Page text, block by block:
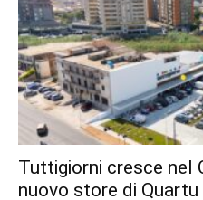
Tuttigiorni cresce nel
nuovo store di Quartu